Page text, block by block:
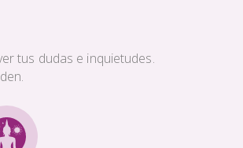
tus dudas e inquietudes.